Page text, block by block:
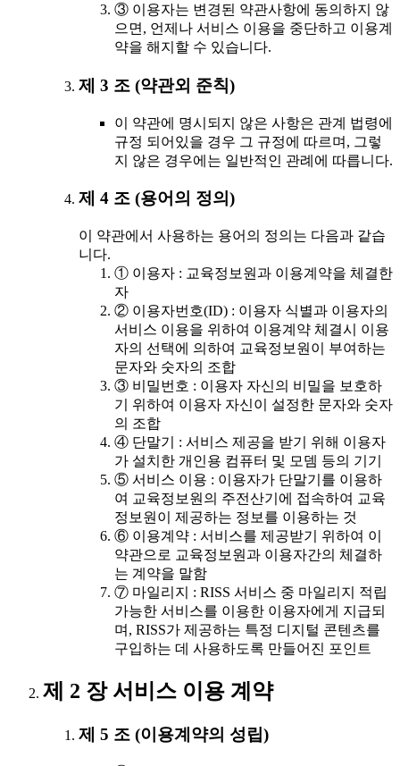
③ 이용자는 변경된 약관사항에 동의하지 않
으면, 언제나 서비스 이용을 중단하고 이용계
약을 해지할 수 있습니다.
제 3 조 (약관외 준칙)
이 약관에 명시되지 않은 사항은 관계 법령에
규정 되어있을 경우 그 규정에 따르며, 그렇
지 않은 경우에는 일반적인 관례에 따릅니다.
제 4 조 (용어의 정의)
이 약관에서 사용하는 용어의 정의는 다음과 같습
니다.
① 이용자 : 교육정보원과 이용계약을 체결한
자
② 이용자번호(ID) : 이용자 식별과 이용자의
서비스 이용을 위하여 이용계약 체결시 이용
자의 선택에 의하여 교육정보원이 부여하는
문자와 숫자의 조합
③ 비밀번호 : 이용자 자신의 비밀을 보호하
기 위하여 이용자 자신이 설정한 문자와 숫자
의 조합
④ 단말기 : 서비스 제공을 받기 위해 이용자
가 설치한 개인용 컴퓨터 및 모뎀 등의 기기
⑤ 서비스 이용 : 이용자가 단말기를 이용하
여 교육정보원의 주전산기에 접속하여 교육
정보원이 제공하는 정보를 이용하는 것
⑥ 이용계약 : 서비스를 제공받기 위하여 이
약관으로 교육정보원과 이용자간의 체결하
는 계약을 말함
⑦ 마일리지 : RISS 서비스 중 마일리지 적립
가능한 서비스를 이용한 이용자에게 지급되
며, RISS가 제공하는 특정 디지털 콘텐츠를
구입하는 데 사용하도록 만들어진 포인트
제 2 장 서비스 이용 계약
제 5 조 (이용계약의 성립)